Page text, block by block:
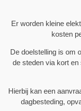
Er worden kleine
kosten
De doelstelling is om
de steden via kort
Hierbij kan een
dagbesteding,